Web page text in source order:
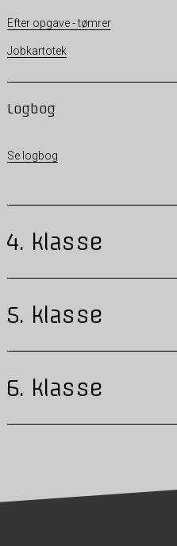
Efter opgave - tømrer
Jobkartotek
Logbog
Se logbog
4. klasse
5. klasse
6. klasse